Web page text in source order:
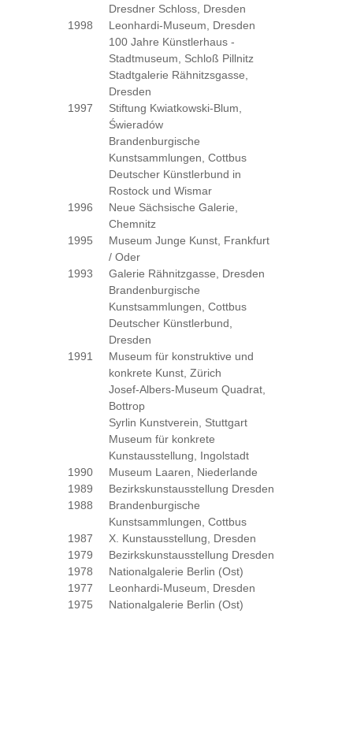
Dresdner Schloss, Dresden
1998
Leonhardi-Museum, Dresden
100 Jahre Künstlerhaus -
Stadtmuseum, Schloß Pillnitz
Stadtgalerie Rähnitzsgasse,
Dresden
1997
Stiftung Kwiatkowski-Blum,
Świeradów
Brandenburgische
Kunstsammlungen, Cottbus
Deutscher Künstlerbund in
Rostock und Wismar
1996
Neue Sächsische Galerie,
Chemnitz
1995
Museum Junge Kunst, Frankfurt
/ Oder
1993
Galerie Rähnitzgasse, Dresden
Brandenburgische
Kunstsammlungen, Cottbus
Deutscher Künstlerbund,
Dresden
1991
Museum für konstruktive und
konkrete Kunst, Zürich
Josef-Albers-Museum Quadrat,
Bottrop
Syrlin Kunstverein, Stuttgart
Museum für konkrete
Kunstausstellung, Ingolstadt
1990
Museum Laaren, Niederlande
1989
Bezirkskunstausstellung Dresden
1988
Brandenburgische
Kunstsammlungen, Cottbus
1987
X. Kunstausstellung, Dresden
1979
Bezirkskunstausstellung Dresden
1978
Nationalgalerie Berlin (Ost)
1977
Leonhardi-Museum, Dresden
1975
Nationalgalerie Berlin (Ost)